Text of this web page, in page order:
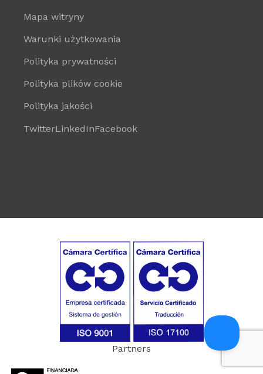
Mapa witryny
Warunki użytkowania
Polityka prywatności
Polityka plików cookie
Polityka jakości
TwitterLinkedInFacebook
Partners